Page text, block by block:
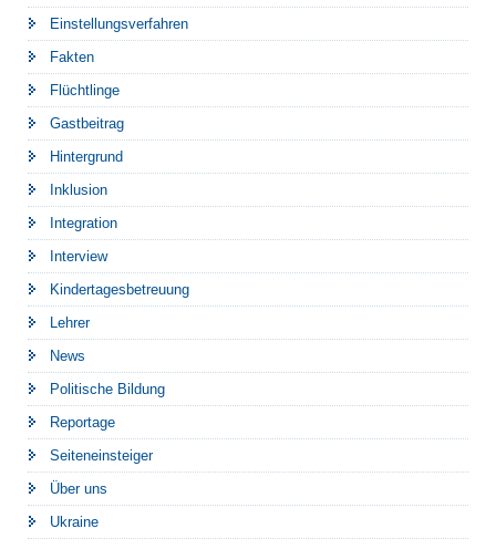
Einstellungsverfahren
Fakten
Flüchtlinge
Gastbeitrag
Hintergrund
Inklusion
Integration
Interview
Kindertagesbetreuung
Lehrer
News
Politische Bildung
Reportage
Seiteneinsteiger
Über uns
Ukraine